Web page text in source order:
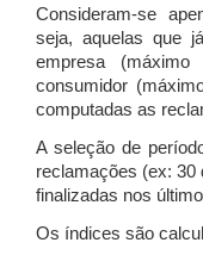
Consideram-se
seja, aquelas que
empresa
consumidor
computadas as
A seleção de
reclamações (ex: 30
finalizadas nos
Os índices são